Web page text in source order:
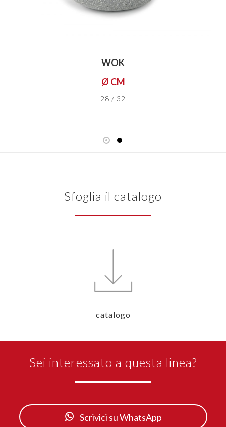
WOK
Ø CM
28 / 32
Sfoglia il catalogo
catalogo
Sei interessato a questa linea?
Scrivici su WhatsApp